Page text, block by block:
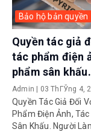
Bảo hộ bản quyền
Quyền tác giả
tác phẩm điện
phẩm sân khấu.
Admin 03 ThГЎng 4,
Quyền Tác Giả Đối
Phẩm Điện Ảnh,
Sân Khấu. Người